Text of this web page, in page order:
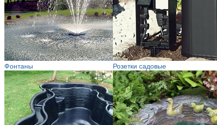
Фонтаны Розетки садовые